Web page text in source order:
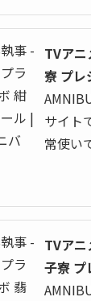
TVア
寮 プレ
サイト
常使い
TVア
子寮 プ